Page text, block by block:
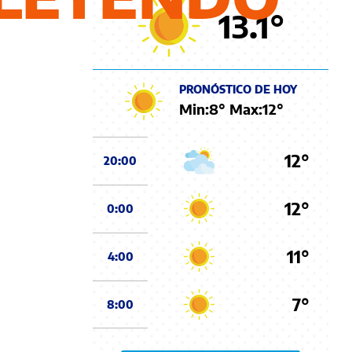
13.1°
PRONÓSTICO DE HOY
Min:8° Max:12°
20:00 12°
0:00 12°
4:00 11°
8:00 7°